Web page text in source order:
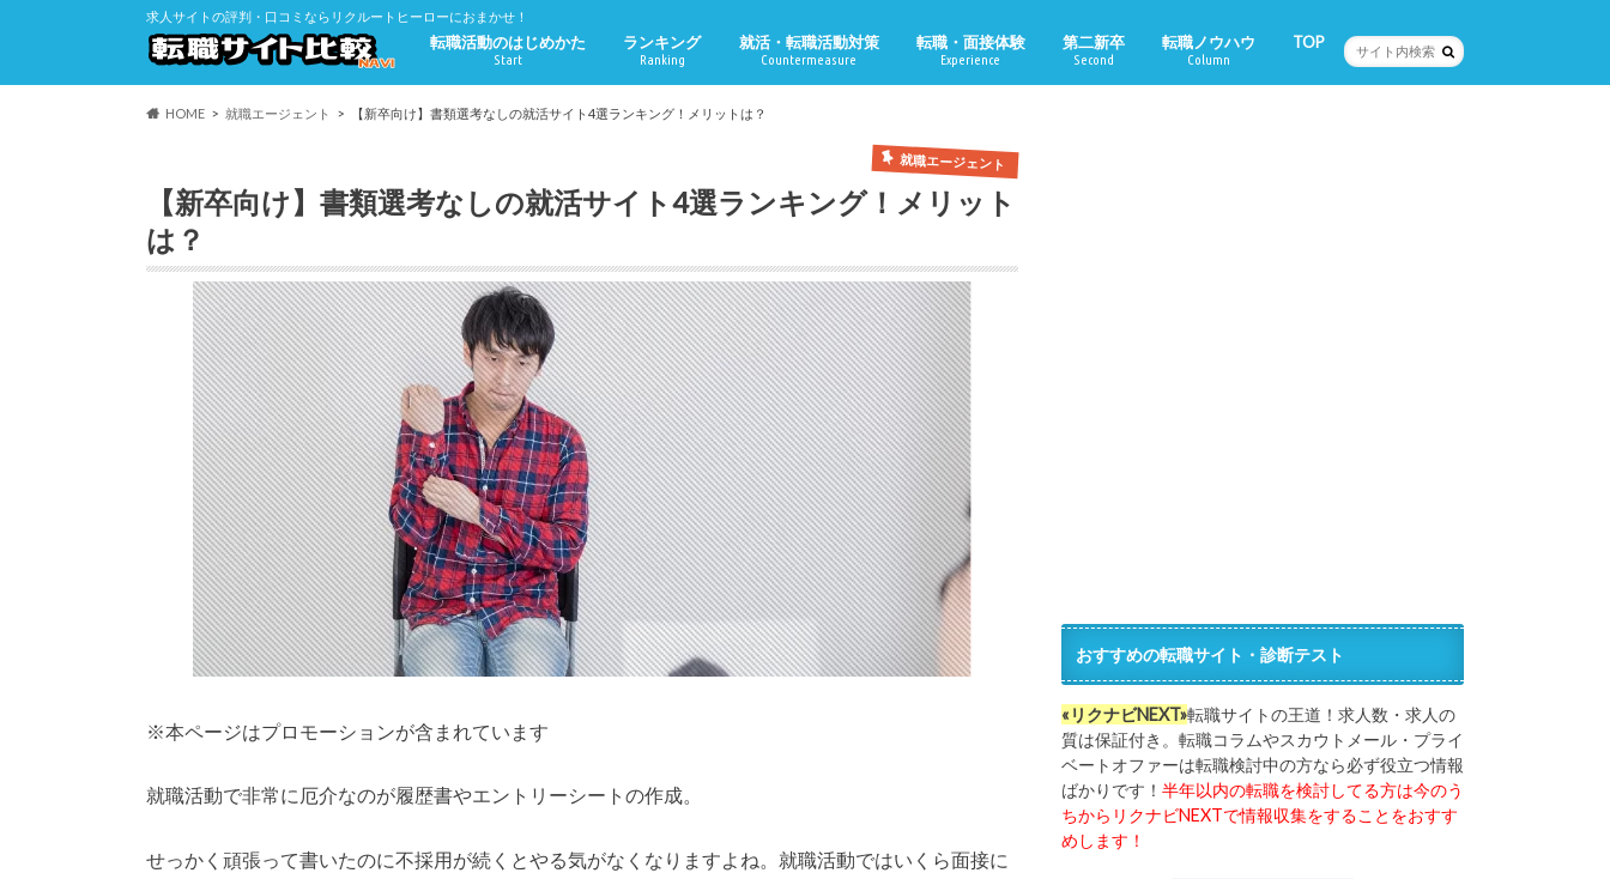
求人サイトの評判・口コミならリクルートヒーローにおまかせ！
転職活動のはじめかた
Start
ランキング
Ranking
就活・転職活動対策
Countermeasure
転職・面接体験
Experience
第二新卒
Second
転職ノウハウ
Column
TOP
HOME 就職エージェント 【新卒向け】書類選考なしの就活サイト4選ランキング！メリットは？
就職エージェント
【新卒向け】書類選考なしの就活サイト4選ランキング！メリット
は？
※本ページはプロモーションが含まれています
就職活動で非常に厄介なのが履歴書やエントリーシートの作成。
せっかく頑張って書いたのに不採用が続くとやる気がなくなりますよね。就職活動ではいくら面接に
おすすめの転職サイト・診断テスト
«リクナビNEXT»転職サイトの王道！求人数・求人の
質は保証付き。転職コラムやスカウトメール・プライ
ベートオファーは転職検討中の方なら必ず役立つ情報
ばかりです！ 半年以内の転職を検討してる方は今のう
ちからリクナビNEXTで情報収集をすることをおすす
めします！